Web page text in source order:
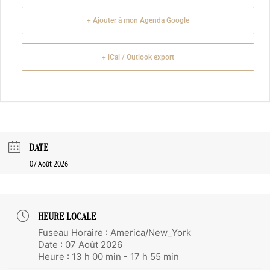
+ Ajouter à mon Agenda Google
+ iCal / Outlook export
DATE
07 Août 2026
HEURE LOCALE
Fuseau Horaire : America/New_York
Date : 07 Août 2026
Heure : 13 h 00 min - 17 h 55 min